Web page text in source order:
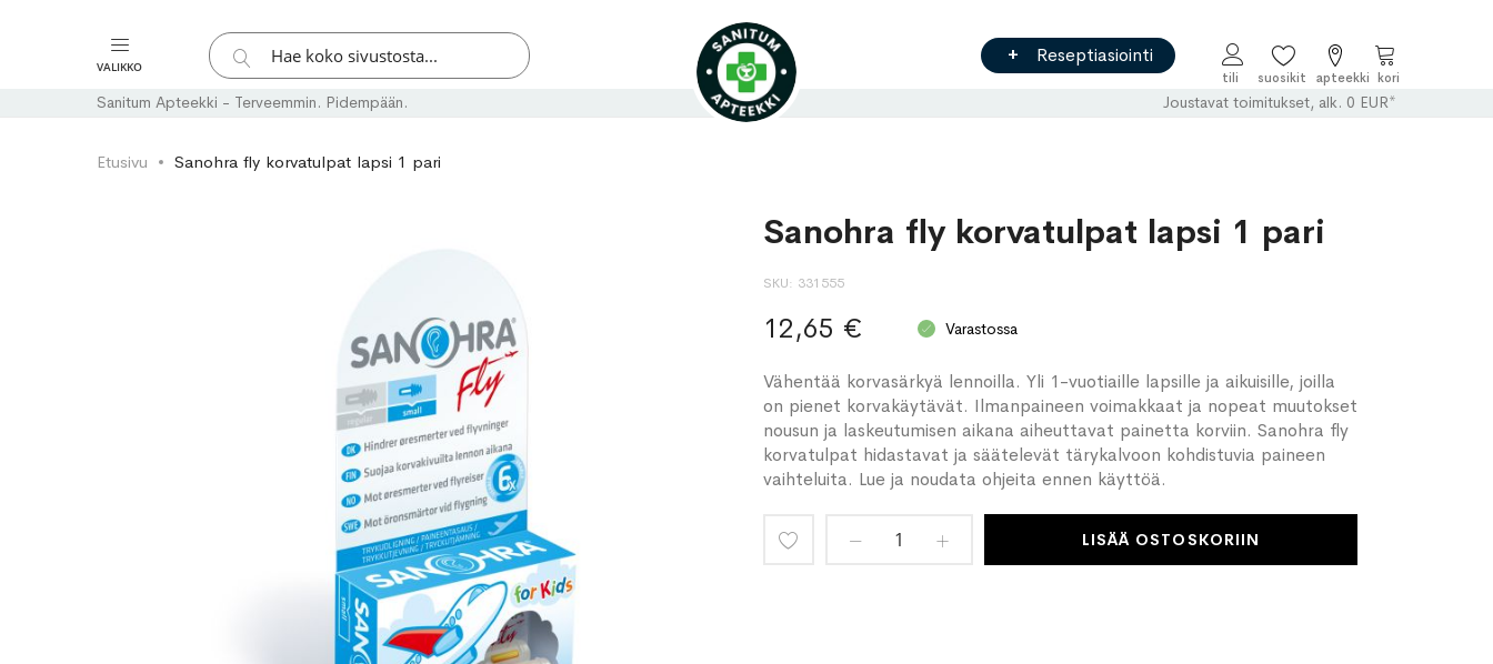
VALIKKO
Hae
Hae
Reseptiasiointi
Ostoskori
Sanitum Apteekki - Terveemmin. Pidempään. Joustavat toimitukset, alk. 0 EUR*
Etusivu Sanohra fly korvatulpat lapsi 1 pari
Sanohra fly korvatulpat lapsi 1 pari
SKU 331555
12,65 € Varastossa
Vähentää korvasärkyä lennoilla. Yli 1-vuotiaille lapsille ja aikuisille, joilla
on pienet korvakäytävät. Ilmanpaineen voimakkaat ja nopeat muutokset
nousun ja laskeutumisen aikana aiheuttavat painetta korviin. Sanohra fly
korvatulpat hidastavat ja säätelevät tärykalvoon kohdistuvia paineen
vaihteluita. Lue ja noudata ohjeita ennen käyttöä.
LISÄÄ OSTOSKORIIN